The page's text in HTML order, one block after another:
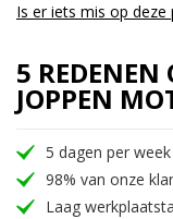
Is er iets mis op deze
5 REDENEN
JOPPEN
5 dagen per
98% van onze
Laag